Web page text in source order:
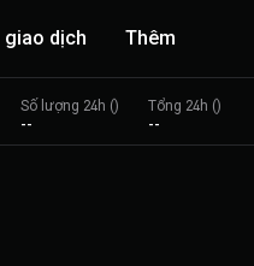
dịch Thêm
Số lượng 24h ()
--
Tổng 24h ()
--